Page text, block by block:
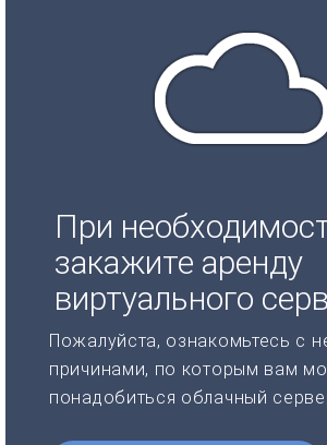
При
закажите аренду
виртуального
Пожалуйста, ознакомьтесь с
причинами, по которым вам
понадобиться облачный